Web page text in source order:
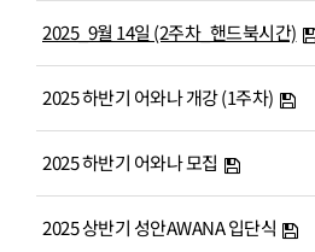
2025_9월 14일 (2주차_핸드북시간)
2025 하반기 어와나 개강 (1주차)
2025 하반기 어와나 모집
2025 상반기 성안AWANA 입단식